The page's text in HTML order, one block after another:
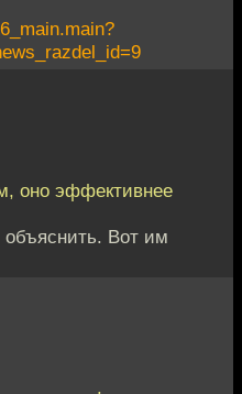
оно эффективнее
Вот им